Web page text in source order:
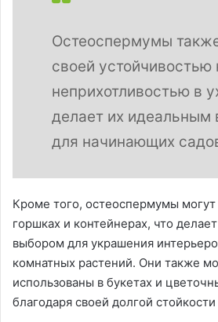
Остеоспермумы
своей устойчивостью
неприхотливостью в
делает их идеальным
для начинающих
Кроме того, остеоспермумы
горшках и контейнерах, что
выбором для украшения
комнатных растений. Они также
использованы в букетах и
благодаря своей долгой